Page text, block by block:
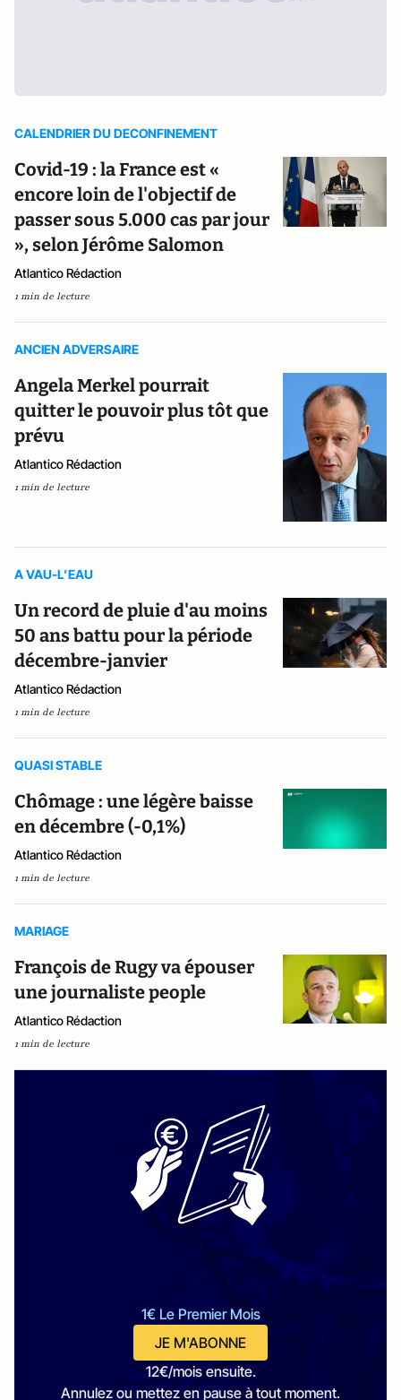
CALENDRIER DU DECONFINEMENT
Covid-19 : la France est «
encore loin de l'objectif de
passer sous 5.000 cas par jour
», selon Jérôme Salomon
Atlantico Rédaction
1 min de lecture
ANCIEN ADVERSAIRE
Angela Merkel pourrait
quitter le pouvoir plus tôt que
prévu
Atlantico Rédaction
1 min de lecture
A VAU-L’EAU
Un record de pluie d'au moins
50 ans battu pour la période
décembre-janvier
Atlantico Rédaction
1 min de lecture
QUASI STABLE
Chômage : une légère baisse
en décembre (-0,1%)
Atlantico Rédaction
1 min de lecture
MARIAGE
François de Rugy va épouser
une journaliste people
Atlantico Rédaction
1 min de lecture
1€ Le Premier Mois
JE M'ABONNE
12€/mois ensuite.
Annulez ou mettez en pause à tout moment.